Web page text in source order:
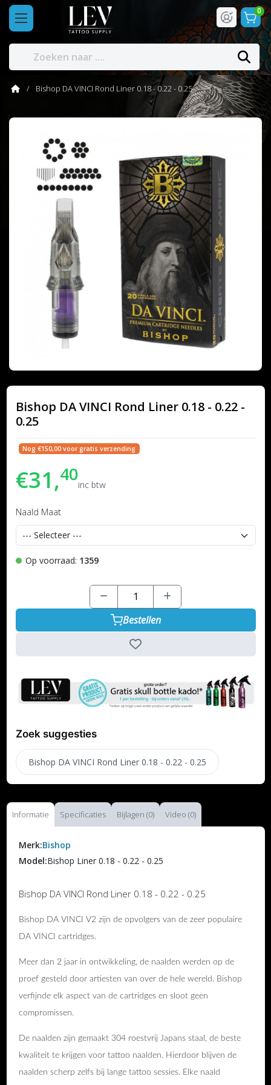
0
Bishop DA VINCI Rond Liner 0.18 - 0.22 - 0.25
Bishop DA VINCI Rond Liner 0.18 - 0.22 -
0.25
Nog €150,00 voor gratis verzending
€31,40inc btw
Naald Maat
Op voorraad: 1359
Bestellen
Zoek suggesties
Bishop DA VINCI Rond Liner 0.18 - 0.22 - 0.25
Informatie Specificaties Bijlagen (0) Video (0)
Merk:Bishop
Model:Bishop Liner 0.18 - 0.22 - 0.25
Bishop DA VINCI Rond Liner 0.18 - 0.22 - 0.25
Bishop DA VINCI V2 zijn de opvolgers van de zeer populaire
DA VINCI cartridges.
Meer dan 2 jaar in ontwikkeling, de naalden werden op de
proef gesteld door artiesten van over de hele wereld. Bishop
verfijnde elk aspect van de cartridges en sloot geen
compromissen.
De naalden zijn gemaakt 304 roestvrij Japans staal, de beste
kwaliteit te krijgen voor tattoo naalden. Hierdoor blijven de
naalden scherp zelfs bij lange tattoo sessies. Elke naald